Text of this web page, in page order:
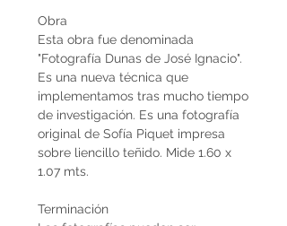
Obra
Esta obra fue denominada
"Fotografía Dunas de José Ignacio".
Es una nueva técnica que
implementamos tras mucho tiempo
de investigación. Es una fotografía
original de Sofía Piquet impresa
sobre liencillo teñido. Mide 1.60 x
1.07 mts.
Terminación